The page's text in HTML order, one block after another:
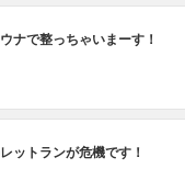
ナで整っちゃいまーす！
ットランが危機です！